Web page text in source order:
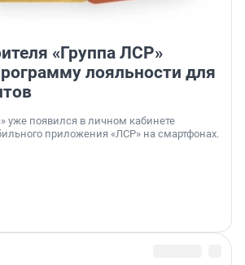
«Группа ЛСР»
лояльности для
уже появился в личном кабинете
приложения «ЛСР» на смартфонах.